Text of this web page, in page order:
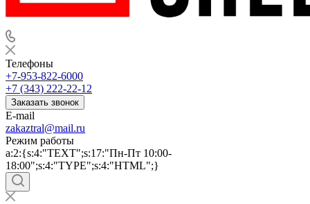
Телефоны
+7-953-822-6000
+7 (343) 222-22-12
Заказать звонок
E-mail
zakaztral@mail.ru
Режим работы
a:2:{s:4:"TEXT";s:17:"Пн-Пт 10:00-
18:00";s:4:"TYPE";s:4:"HTML";}